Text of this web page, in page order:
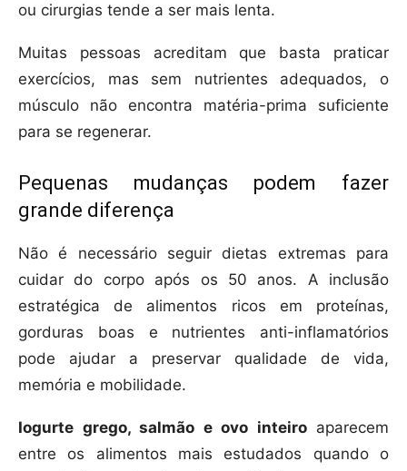
ou cirurgias tende a ser mais lenta.
Muitas pessoas acreditam que basta praticar
exercícios, mas sem nutrientes adequados, o
músculo não encontra matéria-prima suficiente
para se regenerar.
Pequenas mudanças podem fazer
grande diferença
Não é necessário seguir dietas extremas para
cuidar do corpo após os 50 anos. A inclusão
estratégica de alimentos ricos em proteínas,
gorduras boas e nutrientes anti-inflamatórios
pode ajudar a preservar qualidade de vida,
memória e mobilidade.
Iogurte grego, salmão e ovo inteiroaparecem
entre os alimentos mais estudados quando o